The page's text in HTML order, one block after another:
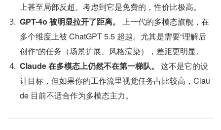
上甚至局部反超。考虑到它是免费的，性价比极高。
GPT-4o 被明显拉开了距离。
上一代的多模态旗舰，在
多个维度上被 ChatGPT 5.5 超越。尤其是需要“理解后
创作”的任务（场景扩展、风格渲染），差距更明显。
Claude 在多模态上仍然不在第一梯队。
这不是它的设
计目标，但如果你的工作流里视觉任务占比较高，Clau
de 目前不适合作为多模态主力。